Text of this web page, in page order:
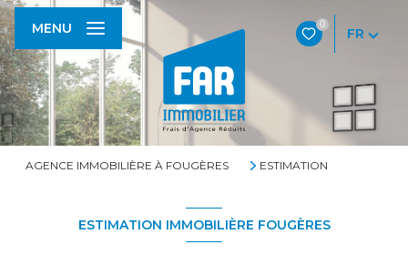
0
FR
MENU
AGENCE IMMOBILIÈRE À FOUGÈRES ESTIMATION
ESTIMATION IMMOBILIÈRE FOUGÈRES